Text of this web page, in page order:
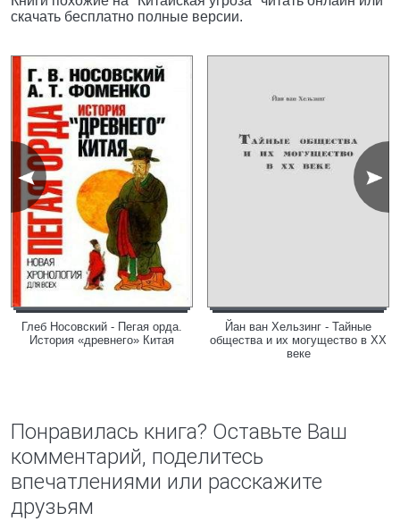
скачать бесплатно полные версии.
Глеб Носовский - Пегая орда.
История «древнего» Китая
Йан ван Хельзинг - Тайные
общества и их могущество в ХХ
веке
Понравилась книга? Оставьте Ваш
комментарий, поделитесь
впечатлениями или расскажите
друзьям